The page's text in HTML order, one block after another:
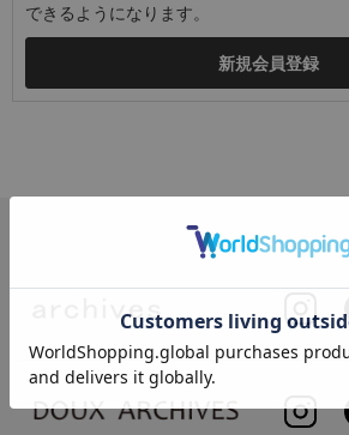
できるようになります。